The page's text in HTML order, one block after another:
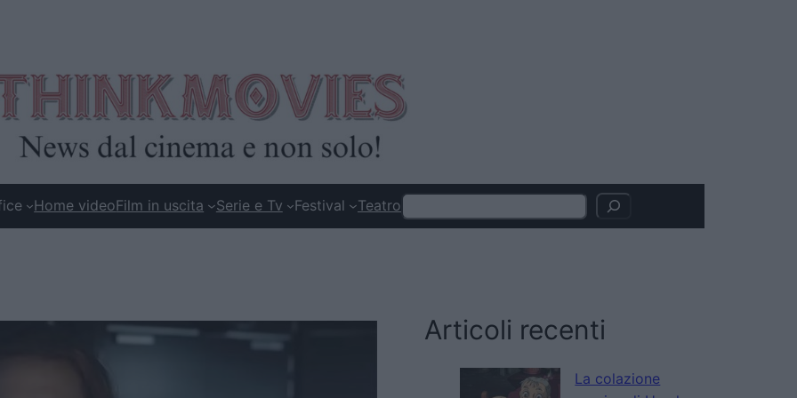
Home videoFilm in uscita Serie e Tv Festival TeatroSearch
Articoli recenti
La colazione